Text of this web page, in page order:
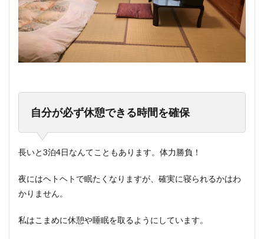
自分が必ず休憩できる時間を確保
長いと3泊4日なんてこともあります。体力勝負！
夜にはヘトヘトで眠たくなりますが、確実に寝られるかはわ
かりません。
私はこまめに休憩や睡眠を取るようにしています。